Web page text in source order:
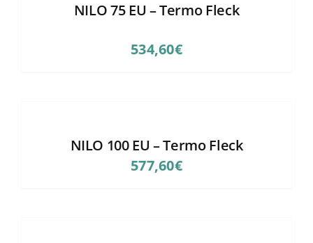
NILO 75 EU – Termo Fleck
534,60€
NILO 100 EU – Termo Fleck
577,60€